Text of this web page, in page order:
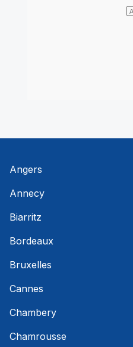
Angers
Annecy
Biarritz
Bordeaux
Bruxelles
Cannes
Chambery
Chamrousse